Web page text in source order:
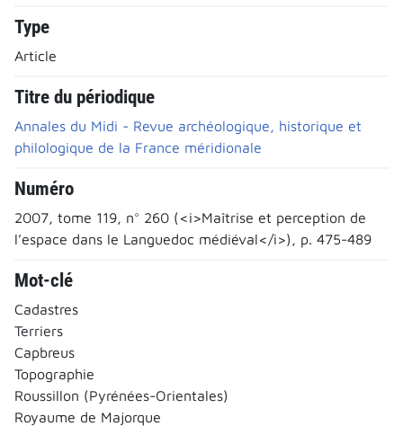
Type
Article
Titre du périodique
Annales du Midi - Revue archéologique, historique et
philologique de la France méridionale
Numéro
2007, tome 119, n° 260 (<i>Maîtrise et perception de
l’espace dans le Languedoc médiéval</i>), p. 475-489
Mot-clé
Cadastres
Terriers
Capbreus
Topographie
Roussillon (Pyrénées-Orientales)
Royaume de Majorque